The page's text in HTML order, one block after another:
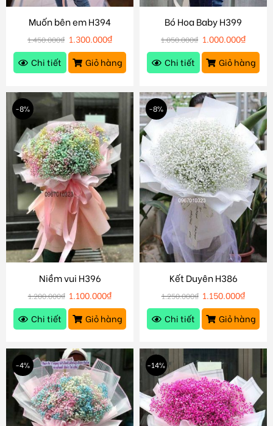
Muốn bên em H394
1.450.000₫ 1.300.000₫
Chi tiết
Giỏ hàng
Bó Hoa Baby H399
1.050.000₫ 1.000.000₫
Chi tiết
Giỏ hàng
-8%
Niềm vui H396
1.200.000₫ 1.100.000₫
Chi tiết
Giỏ hàng
-8%
Kết Duyên H386
1.250.000₫ 1.150.000₫
Chi tiết
Giỏ hàng
-4% -14%